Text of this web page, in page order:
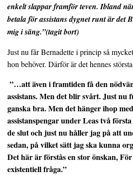
enkelt slappar framför teven. Ibland
betala för assistans dygnet runt är det
mig i säng.”(tagit bort)
Just nu får Bernadette i princip så
hon behöver. Därför är det hennes
”…att även i framtiden få den
assistans. Men det blir svårt. Just nu
ganska bra. Men det hänger ihop
assistanspengar under Leas två
de slut och just nu håller jag på att
sedan, på vilket sätt jag ska kunna
Det här är förstås en stor önskan,
existentiell fråga.”